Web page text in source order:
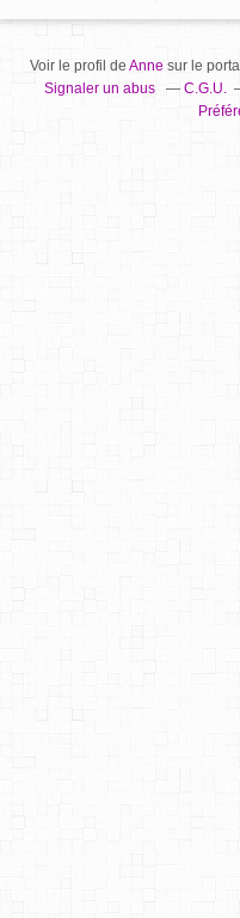
Voir le profil de Annesur le
Signaler un abus
C.G.U.